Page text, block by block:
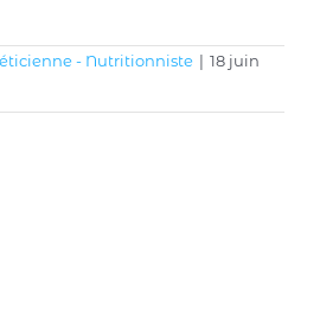
- Nutritionniste | 18 juin